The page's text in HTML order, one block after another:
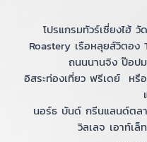
โปรแกรมทัวร์เซี่ยงไฮ้
Roastery เรือหลุยส์วิตอง
ถนนนานจิง ป๊อป
อิสระท่องเที่ยว ฟรีเดย์ หรื
นอร์ธ บันด์ กรีนแลนด์ตล
วิลเลจ เอาท์เ